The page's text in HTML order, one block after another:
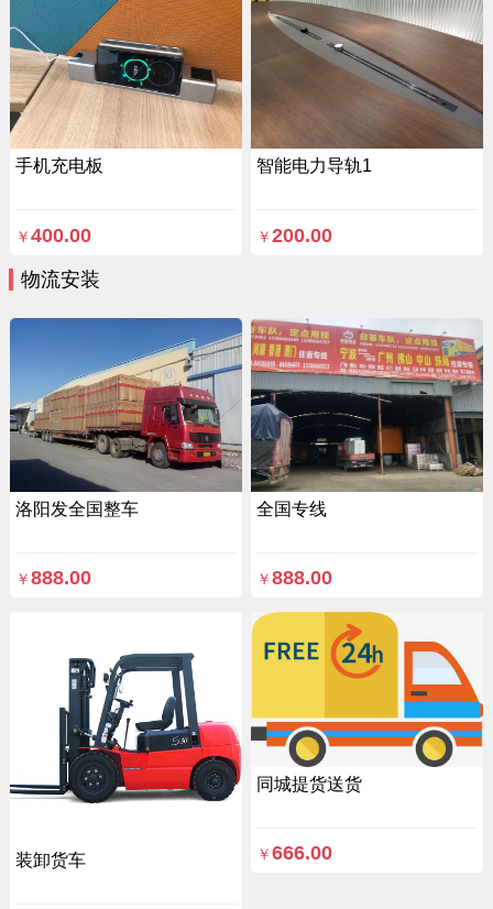
手机充电板
￥ 400.00
智能电力导轨1
￥200.00
物流安装
洛阳发全国整车
￥ 888.00
全国专线
￥888.00
装卸货车
同城提货送货
￥666.00